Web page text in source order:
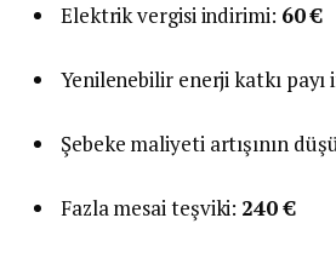
Elektrik vergisi indirimi: 60 €
Yenilenebilir enerji katkı payı
Şebeke maliyeti artışının
Fazla mesai teşviki: 240 €